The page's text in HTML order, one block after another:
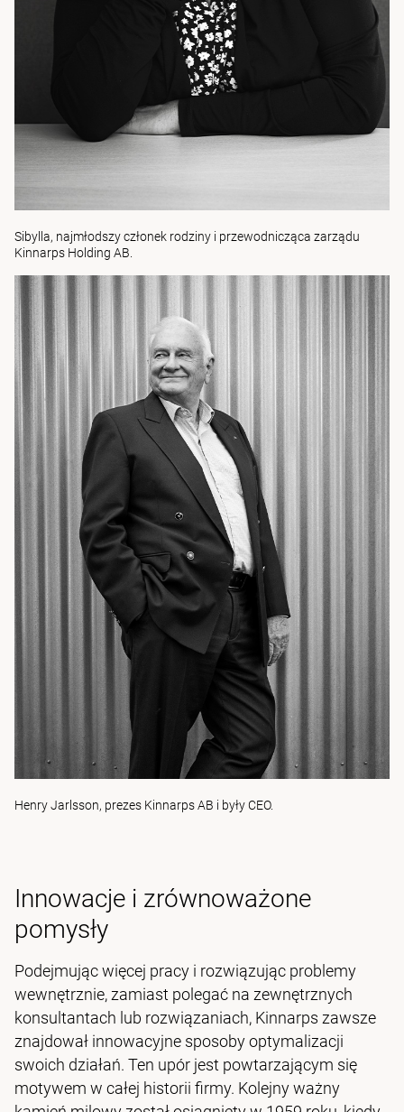
Sibylla, najmłodszy członek rodziny i przewodnicząca zarządu
Kinnarps Holding AB.
Henry Jarlsson, prezes Kinnarps AB i były CEO.
Innowacje i zrównoważone
pomysły
Podejmując więcej pracy i rozwiązując problemy
wewnętrznie, zamiast polegać na zewnętrznych
konsultantach lub rozwiązaniach, Kinnarps zawsze
znajdował innowacyjne sposoby optymalizacji
swoich działań. Ten upór jest powtarzającym się
motywem w całej historii firmy. Kolejny ważny